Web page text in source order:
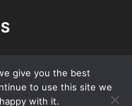
- Bloco 1, Ed. Planel
give you the best
to use this site we
with it.